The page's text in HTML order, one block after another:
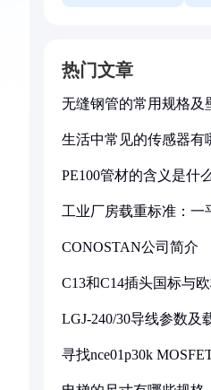
热门文章
无缝钢管的常用规格及
生活中常见的传感器有
PE100管材的含义是什
工业厂房载重标准：一
CONOSTAN公司简介
C13和C14插头国标与
LGJ-240/30导线参数及
寻找nce01p30k